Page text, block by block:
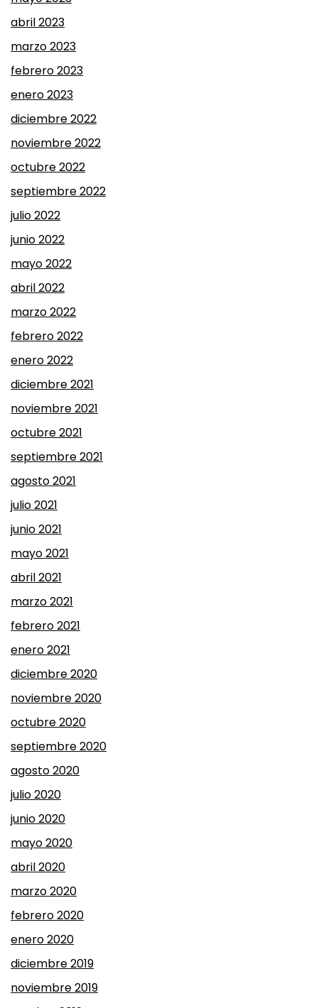
abril 2023
marzo 2023
febrero 2023
enero 2023
diciembre 2022
noviembre 2022
octubre 2022
septiembre 2022
julio 2022
junio 2022
mayo 2022
abril 2022
marzo 2022
febrero 2022
enero 2022
diciembre 2021
noviembre 2021
octubre 2021
septiembre 2021
agosto 2021
julio 2021
junio 2021
mayo 2021
abril 2021
marzo 2021
febrero 2021
enero 2021
diciembre 2020
noviembre 2020
octubre 2020
septiembre 2020
agosto 2020
julio 2020
junio 2020
mayo 2020
abril 2020
marzo 2020
febrero 2020
enero 2020
diciembre 2019
noviembre 2019